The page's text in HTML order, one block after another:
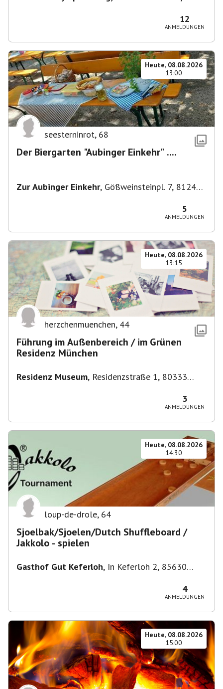
12
ANMELDUNGEN
Heute, 08.08.2026
13:00
seesterninrot, 68
Der Biergarten "Aubinger Einkehr" ....
Zur Aubinger Einkehr, Gößweinsteinpl. 7, 81249
5
ANMELDUNGEN
Heute, 08.08.2026
13:15
herzchenmuenchen, 44
Führung im Außenbereich / im Grünen
Residenz München
Residenz Museum, Residenzstraße 1, 80333
3
ANMELDUNGEN
Heute, 08.08.2026
14:30
loup-de-drole, 64
Sjoelbak/Sjoelen/Dutch Shuffleboard /
Jakkolo - spielen
Gasthof Gut Keferloh, In Keferloh 2, 85630
4
ANMELDUNGEN
Heute, 08.08.2026
15:00